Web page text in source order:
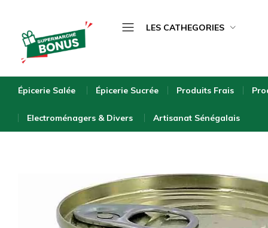
supermarche.com
LES CATHEGORIES
Épicerie Sucrée
Produits Frais
Produits Surgelés
Bébé & Puériculture
Entretien de la Maison
Hygiène & Beauté
Épicerie Salée Épicerie Sucrée Produits Frais
Electroménagers & Divers Artisanat Sénégalais